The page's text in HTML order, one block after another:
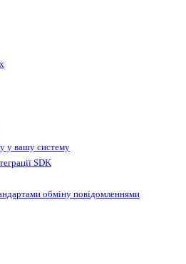
у вашу систему
SDK
обміну повідомленнями